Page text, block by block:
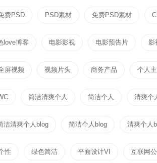
费PSD PSD素材 免费PSD素材
love博客 电影影视 电影预告片 影
屏视频 视频片头 商务产品 个人
简洁清爽个人 简洁个人 清爽个
洁清爽个人blog 简洁个人blog 清爽个人
性 绿色简洁 平面设计VI 互联网